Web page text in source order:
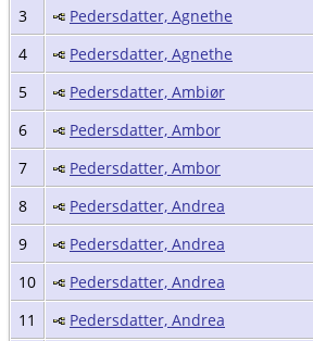
3
Pedersdatter, Agnethe
4
Pedersdatter, Agnethe
5
Pedersdatter, Ambiør
6
Pedersdatter, Ambor
7
Pedersdatter, Ambor
8
Pedersdatter, Andrea
9
Pedersdatter, Andrea
10
Pedersdatter, Andrea
11
Pedersdatter, Andrea